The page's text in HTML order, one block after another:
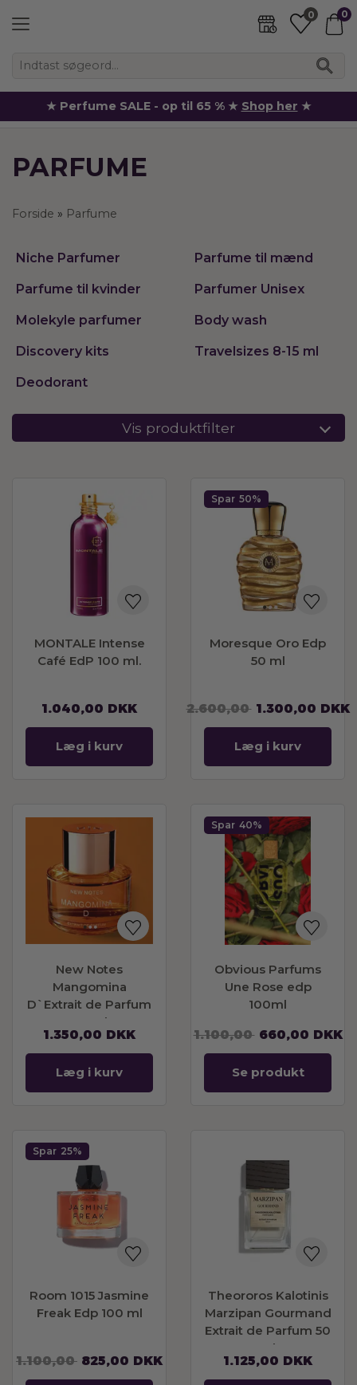
0 0
★ Perfume SALE - op til 65 % ★ Shop her ★
PARFUME
Forside » Parfume
Niche Parfumer Parfume til mænd
Parfume til kvinder Parfumer Unisex
Molekyle parfumer Body wash
Discovery kits Travelsizes 8-15 ml
Deodorant
Vis produktfilter
MONTALE Intense
Café EdP 100 ml.
1.040,00 DKK
Læg i kurv
Spar 50%
Moresque Oro Edp
50 ml
2.600,00 1.300,00 DKK
Læg i kurv
New Notes
Mangomina
D`Extrait de Parfum
60 ml
1.350,00 DKK
Læg i kurv
Spar 40%
Obvious Parfums
Une Rose edp
100ml
1.100,00 660,00 DKK
Se produkt
Spar 25%
Room 1015 Jasmine
Freak Edp 100 ml
1.100,00 825,00 DKK
Theororos Kalotinis
Marzipan Gourmand
Extrait de Parfum 50
ml
1.125,00 DKK